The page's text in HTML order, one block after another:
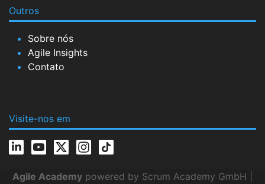
Outros
Sobre nós
Agile Insights
Contato
Visite-nos em
Agile Academy powered by Scrum Academy GmbH |